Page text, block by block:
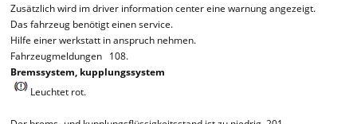
Zusätzlich wird im driver information center eine warnung angezeigt.
Das fahrzeug benötigt einen service.
Hilfe einer werkstatt in anspruch nehmen.
Fahrzeugmeldungen 108.
Bremssystem, kupplungssystem
Leuchtet rot.